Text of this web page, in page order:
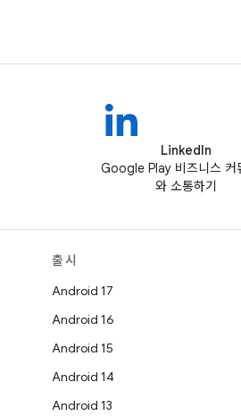
LinkedIn
Google Play 비즈니스 커
와 소통하기
출시
Android 17
Android 16
Android 15
Android 14
Android 13